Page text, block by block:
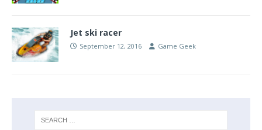
Jet ski racer
September 12, 2016 Game Geek